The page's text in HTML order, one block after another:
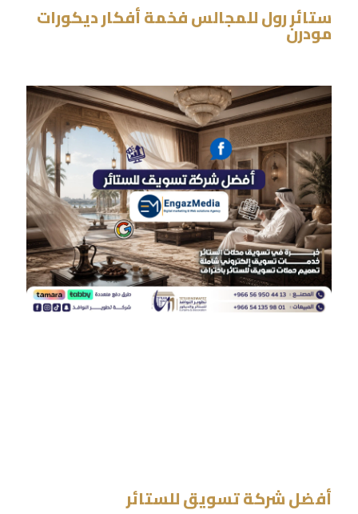
ستائر رول للمجالس فخمة أفكار ديكورات
مودرن
أفضل شركة تسويق للستائر